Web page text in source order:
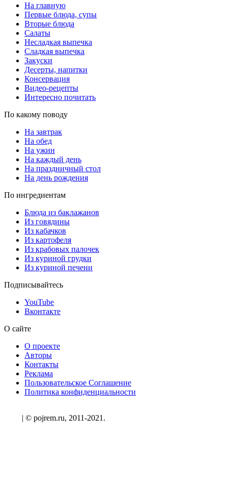
На главную
Первые блюда, супы
Вторые блюда
Салаты
Несладкая выпечка
Сладкая выпечка
Закуски
Десерты, напитки
Консервация
Видео-рецепты
Интересно почитать
По какому поводу
На завтрак
На обед
На ужин
На каждый день
На праздничный стол
На день рождения
По ингредиентам
Блюда из баклажанов
Из говядины
Из кабачков
Из картофеля
Из крабовых палочек
Из куриной грудки
Из куриной печени
Подписывайтесь
YouTube
Вконтакте
О сайте
О проекте
Авторы
Контакты
Реклама
Пользовательское Соглашение
Политика конфиденциальности
| © pojrem.ru, 2011-2021.